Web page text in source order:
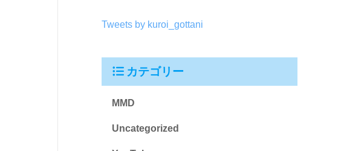
Tweets by kuroi_gottani
カテゴリー
MMD
Uncategorized